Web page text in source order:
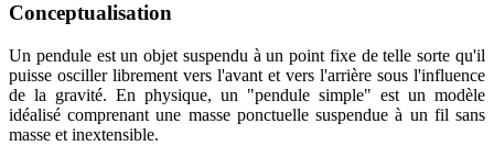
Conceptualisation
Un pendule est un objet suspendu à un point fixe de telle sorte qu'il
puisse osciller librement vers l'avant et vers l'arrière sous l'influence
de la gravité. En physique, un "pendule simple" est un modèle
idéalisé comprenant une masse ponctuelle suspendue à un fil sans
masse et inextensible.